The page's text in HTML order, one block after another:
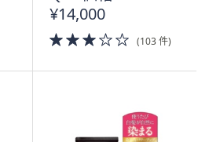
¥14,000
3.0
of
(103 件)